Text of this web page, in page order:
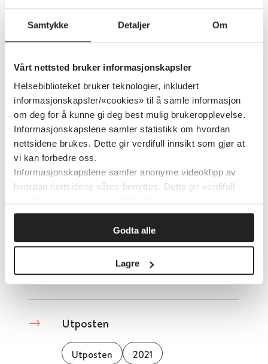
Samtykke Detaljer Om
Vårt nettsted bruker informasjonskapsler
Helsebiblioteket bruker teknologier, inkludert
informasjonskapsler/«cookies» til å samle informasjon
om deg for å kunne gi deg best mulig brukeropplevelse.
Informasjonskapslene samler statistikk om hvordan
nettsidene brukes. Dette gir verdifull innsikt som gjør at
vi kan forbedre oss.
Informasjonskapslene samler anonyme videoklipp av
hvordan nettsidene våres benyttes. Dette gir verdifull
Godta alle
Lagre
Detaljer
Utleveringsbestemmelser for
legemidler
Direktoratet for medisinske produkter (DMP)
Detaljer
med revmatisk sykdom
Oslo Universitetssykehus
Detaljer
Utposten
Utposten 2021